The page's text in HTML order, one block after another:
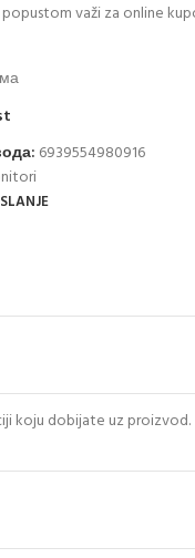
popustom važi za online
6939554980916
koju dobijate uz proizvod.